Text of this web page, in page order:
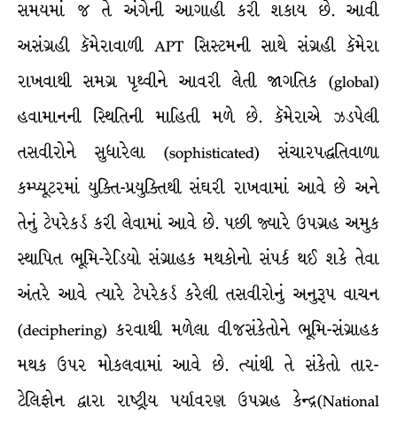
સમયમાં જ તે અંગેની આગાહી કરી શકાય છે. આવી
અસંગ્રહી કૅમેરાવાળી APT સિસ્ટમની સાથે સંગ્રહી કૅમેરા
રાખવાથી સમગ્ર પૃથ્વીને આવરી લેતી જાગતિક (global)
હવામાનની સ્થિતિની માહિતી મળે છે. કૅમેરાએ ઝડપેલી
તસવીરોને સુધારેલા (sophisticated) સંચારપદ્ધતિવાળા
કમ્પ્યૂટરમાં યુક્તિ-પ્રયુક્તિથી સંઘરી રાખવામાં આવે છે અને
તેનું ટેપરેકર્ડ કરી લેવામાં આવે છે. પછી જ્યારે ઉપગ્રહ અમુક
સ્થાપિત ભૂમિ-રેડિયો સંગ્રાહક મથકોનો સંપર્ક થઈ શકે તેવા
અંતરે આવે ત્યારે ટેપરેકર્ડ કરેલી તસવીરોનું અનુરૂપ વાચન
(deciphering) કરવાથી મળેલા વીજસંકેતોને ભૂમિ-સંગ્રાહક
મથક ઉપર મોકલવામાં આવે છે. ત્યાંથી તે સંકેતો તાર-
ટેલિફોન દ્વારા રાષ્ટ્રીય પર્યાવરણ ઉપગ્રહ કેન્દ્ર(National